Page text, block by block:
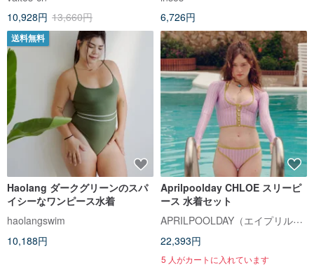
10,928円 13,660円
6,726円
送料無料
Haolang ダークグリーンのスパ
イシーなワンピース水着
haolangswim
10,188円
Aprilpoolday CHLOE スリーピ
ース 水着セット
APRILPOOLDAY（エイプリルプールデイ）
22,393円
5 人がカートに入れています